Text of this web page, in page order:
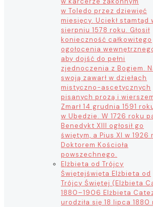
w Toledo przez dziewięć
miesięcy. Uciekł stamtąd
sierpniu 1578 roku. Głosił
konieczność całkowitego
ogołocenia
aby dojść do pełni
zjednoczenia z Bogiem.
swoją zawarł w dziełach
mistyczno-ascetycznych
pisanych prozą i
Zmarł 14 grudnia 1591
w Ubedzie. W 1726 roku
Benedykt XIII ogłosił go
świętym, a Pius XI w 1926
Doktorem Kościoła
powszechnego.
Elżbieta od Trójcy
Świętejświęta Elżbieta od
Trójcy Świętej (Elżbieta
1880–1906 Elżbieta
urodziła się 18 lipca 1880